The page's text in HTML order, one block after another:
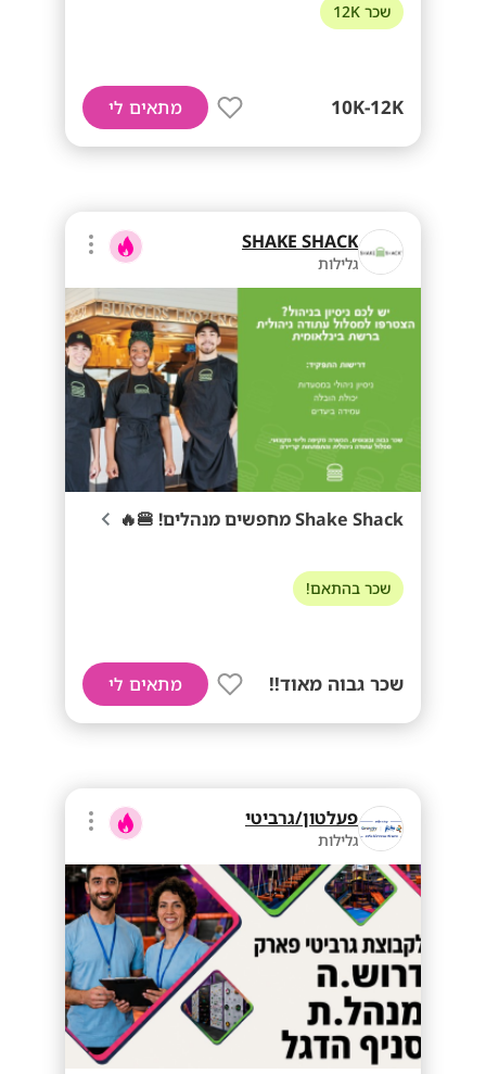
שכר 12K
10K-12K מתאים לי
SHAKE SHACK
גלילות
Shake Shack מחפשים מנהלים! 🍔🔥
שכר בהתאם!
שכר גבוה מאוד!! מתאים לי
פעלטון/גרביטי
גלילות